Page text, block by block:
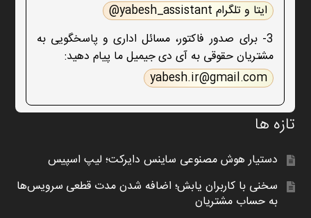
ایتا و تلگرام yabesh_assistant@
3- برای صدور فاکتور، مسائل اداری و پاسخگویی به
مشتریان حقوقی به آی دی جیمیل ما پیام دهید:
yabesh.ir@gmail.com
تازه ها
دستیار هوش مصنوعی ساینس دایرکت؛ لیپ اسپیس
سخنی با کاربران یابش؛ اضافه شدن مدت قطعی سرویس‌ها
به حساب مشتریان